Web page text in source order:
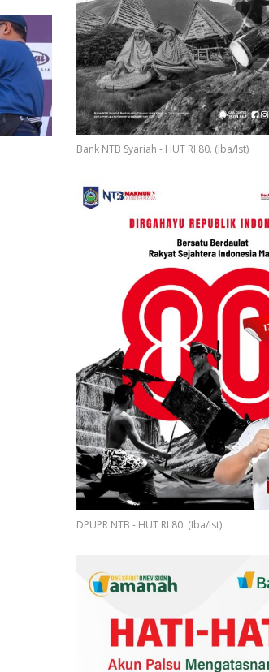
Bank NTB Syariah - HUT RI 80. (Iba/Ist)
DPUPR NTB - HUT RI 80. (Iba/Ist)